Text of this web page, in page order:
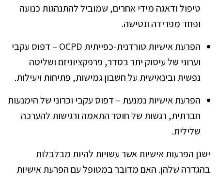
טיפול ודאגה מידי אחרים, שמוביל להתנהגות כנועה
ופחד מפרידה ונטישה.
הפרעת אישיות טורדנית-כפייתית OCPD – דפוס עקבי
וערוני של עיסוק יתר בסדר, פרפקציוניזם ושליטה
נפשית ובינאישית על חשבון גמישות, פתיחות ויעילות.
הפרעת אישיות נמנעת – דפוס עקבי וכרוני של הימנעות
חברתית, רגשות של חוסר התאמה ורגישות להערכה
שלילית.
ישנן הפרעות אישיות אשר עשויות להיות מבלבלות
בהגדרה שלהן. האם מדובר במטופל עם הפרעת אישיות